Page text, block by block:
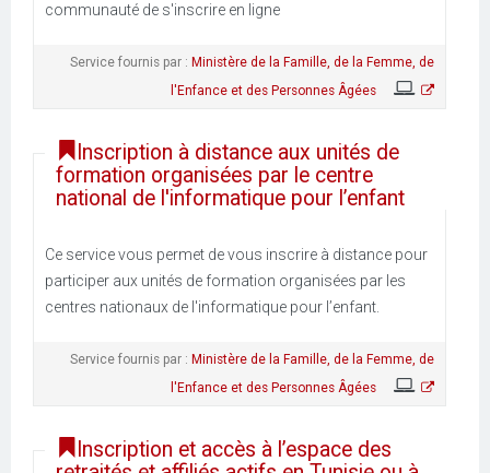
communauté de s'inscrire en ligne
Service fournis par : Ministère de la Famille, de la Femme, de
l'Enfance et des Personnes Âgées
Inscription à distance aux unités de
formation organisées par le centre
national de l'informatique pour l’enfant
Ce service vous permet de vous inscrire à distance pour
participer aux unités de formation organisées par les
centres nationaux de l'informatique pour l’enfant.
Service fournis par : Ministère de la Famille, de la Femme, de
l'Enfance et des Personnes Âgées
Inscription et accès à l’espace des